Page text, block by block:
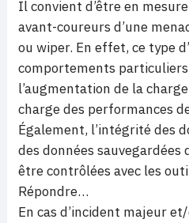
Il convient d’être en
avant-coureurs d’une
ou wiper. En effet, ce type
comportements
l’augmentation de la
charge des performances
Également, l’intégrité des
des données
être contrôlées avec les
Répondre…
En cas d’incident majeur